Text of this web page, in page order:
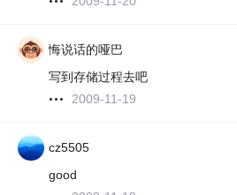
悔说话的哑巴
写到存储过程去吧
2009-11-19
cz5505
good